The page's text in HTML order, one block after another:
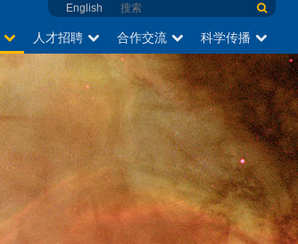
人才招聘 合作交流 科学传播
English